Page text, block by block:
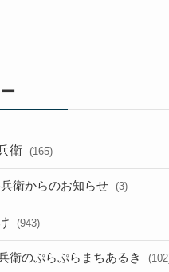
衛 (165)
衛からのお知らせ (3)
(943)
衛のぷらぷらまちあるき